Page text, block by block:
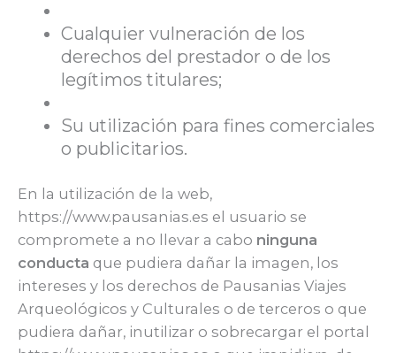
Cualquier vulneración de los
derechos del prestador o de los
legítimos titulares;
Su utilización para fines comerciales
o publicitarios.
En la utilización de la web,
https://www.pausanias.es el usuario se
compromete a no llevar a cabo ninguna
conducta que pudiera dañar la imagen, los
intereses y los derechos de Pausanias Viajes
Arqueológicos y Culturales o de terceros o que
pudiera dañar, inutilizar o sobrecargar el portal